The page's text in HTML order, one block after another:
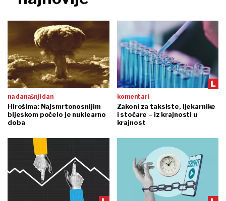
na današnji dan
Hirošima: Najsmrtonosnijim
bljeskom počelo je nuklearno
doba
komentari
Zakoni za taksiste, ljekarnike
i stočare – iz krajnosti u
krajnost